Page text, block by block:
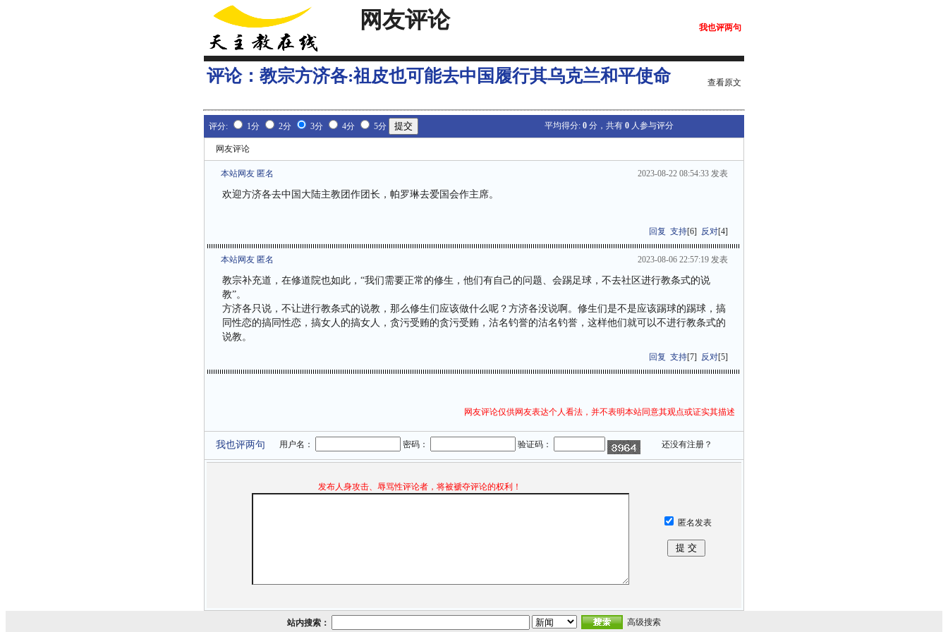
网友评论 我也评两句
评论： 教宗方济各:祖皮也可能去中国履行其乌克兰和平使命 查看原文
评分: 1分 2分 3分 4分 5分 平均得分: 0 分，共有 0 人参与评分
网友评论
本站网友 匿名 2023-08-22 08:54:33 发表
欢迎方济各去中国大陆主教团作团长，帕罗琳去爱国会作主席。
回复 支持[6] 反对[4]
本站网友 匿名 2023-08-06 22:57:19 发表
教宗补充道，在修道院也如此，“我们需要正常的修生，他们有自己的问题、会踢足球，不去社区进行教条式的说
教”。
方济各只说，不让进行教条式的说教，那么修生们应该做什么呢？方济各没说啊。修生们是不是应该踢球的踢球，搞
同性恋的搞同性恋，搞女人的搞女人，贪污受贿的贪污受贿，沽名钓誉的沽名钓誉，这样他们就可以不进行教条式的
说教。
回复 支持[7] 反对[5]
网友评论仅供网友表达个人看法，并不表明本站同意其观点或证实其描述
我也评两句 用户名： 密码： 验证码： 还没有注册？
发布人身攻击、辱骂性评论者，将被褫夺评论的权利！
匿名发表
站内搜索： 高级搜索